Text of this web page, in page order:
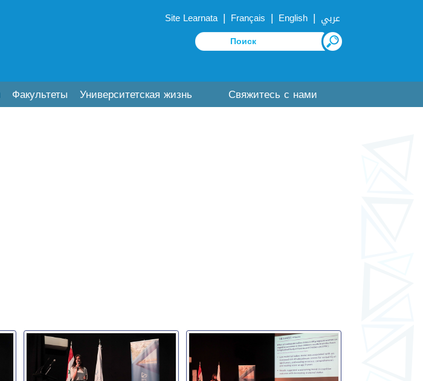
Site Learnata | Français | English | عربي
Факультеты Университетская жизнь Свяжитесь с нами